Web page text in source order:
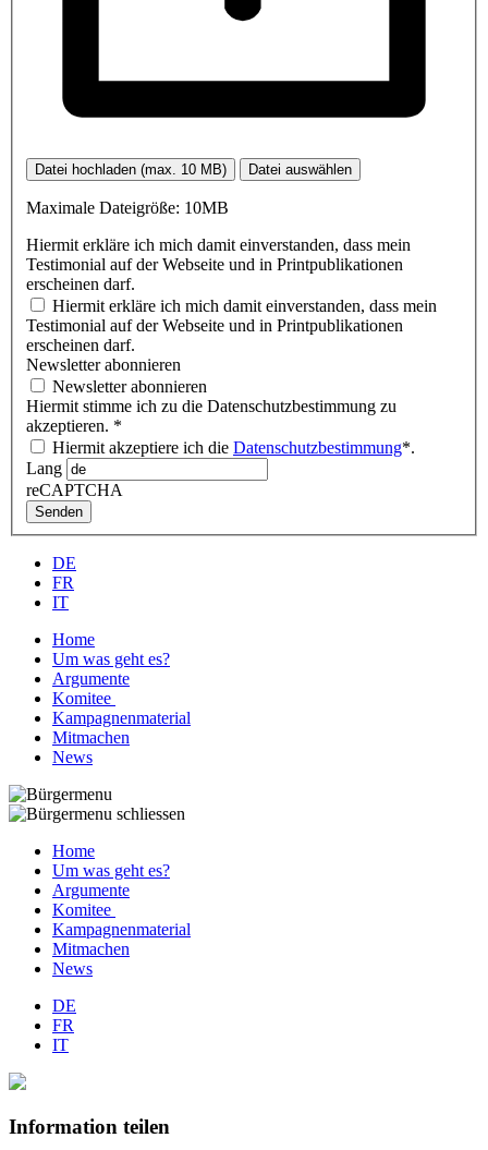
Datei hochladen (max. 10 MB) Datei auswählen
Maximale Dateigröße: 10MB
Hiermit erkläre ich mich damit einverstanden, dass mein
Testimonial auf der Webseite und in Printpublikationen
erscheinen darf.
Hiermit erkläre ich mich damit einverstanden, dass mein
Testimonial auf der Webseite und in Printpublikationen
erscheinen darf.
Newsletter abonnieren
Newsletter abonnieren
Hiermit stimme ich zu die Datenschutzbestimmung zu
akzeptieren. *
Hiermit akzeptiere ich die Datenschutzbestimmung*.
Lang
reCAPTCHA
Senden
DE
FR
IT
Home
Um was geht es?
Argumente
Komitee
Kampagnenmaterial
Mitmachen
News
Home
Um was geht es?
Argumente
Komitee
Kampagnenmaterial
Mitmachen
News
DE
FR
IT
Information teilen